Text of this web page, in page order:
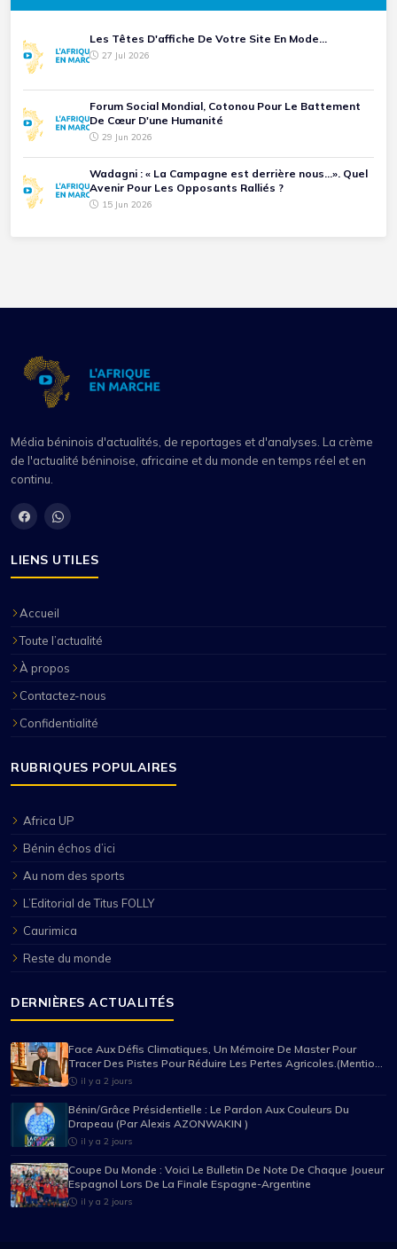
Les Têtes D'affiche De Votre Site En Mode...
27 Jul 2026
Forum Social Mondial, Cotonou Pour Le Battement
De Cœur D'une Humanité
29 Jun 2026
Wadagni : « La Campagne est derrière nous...». Quel
Avenir Pour Les Opposants Ralliés ?
15 Jun 2026
Média béninois d'actualités, de reportages et d'analyses. La crème
de l'actualité béninoise, africaine et du monde en temps réel et en
continu.
LIENS UTILES
Accueil
Toute l’actualité
À propos
Contactez-nous
Confidentialité
RUBRIQUES POPULAIRES
Africa UP
Bénin échos d’ici
Au nom des sports
L’Editorial de Titus FOLLY
Caurimica
Reste du monde
DERNIÈRES ACTUALITÉS
Face Aux Défis Climatiques, Un Mémoire De Master Pour
Tracer Des Pistes Pour Réduire Les Pertes Agricoles.(Mention
Très Bien Pour Mario Pancrace Sossou-Houessou)
il y a 2 jours
Bénin/Grâce Présidentielle : Le Pardon Aux Couleurs Du
Drapeau (Par Alexis AZONWAKIN )
il y a 2 jours
Coupe Du Monde : Voici Le Bulletin De Note De Chaque Joueur
Espagnol Lors De La Finale Espagne-Argentine
il y a 2 jours